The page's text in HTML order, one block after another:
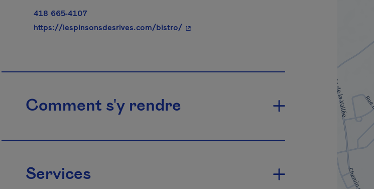
418 665-4107
https://lespinsonsdesrives.com/bistro/- Cet hyperlien s'ouvrira dans une nouvelle fenêtre.
Comment s'y rendre
Services